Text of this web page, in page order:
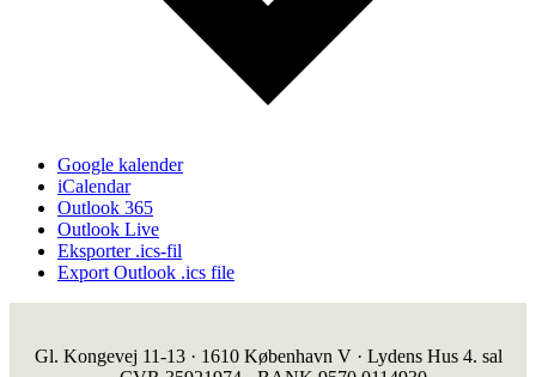
Google kalender
iCalendar
Outlook 365
Outlook Live
Eksporter .ics-fil
Export Outlook .ics file
Gl. Kongevej 11-13 · 1610 København V · Lydens Hus 4. sal